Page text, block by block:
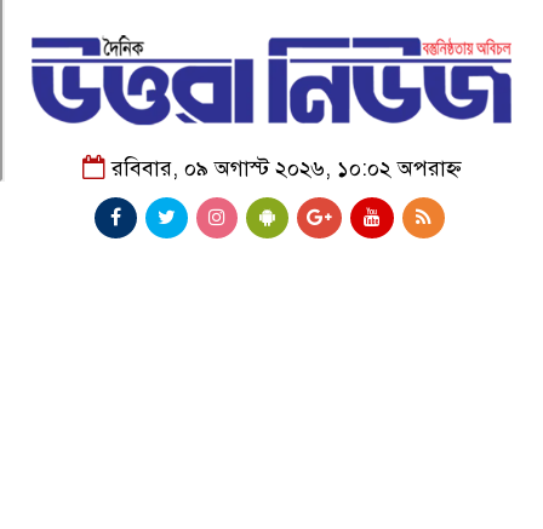
রবিবার, ০৯ অগাস্ট ২০২৬, ১০:০২ অপরাহ্ন